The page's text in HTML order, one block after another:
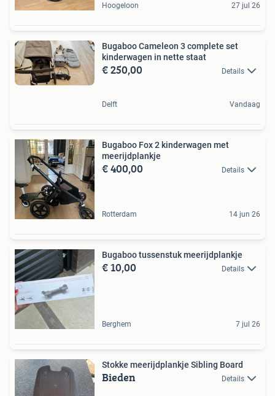
Hoogeloon 27 jul 26
Bugaboo Cameleon 3 complete set
kinderwagen in nette staat
€ 250,00 Details
Delft Vandaag
Bugaboo Fox 2 kinderwagen met
meerijdplankje
€ 400,00 Details
Rotterdam 14 jun 26
Bugaboo tussenstuk meerijdplankje
€ 10,00 Details
Berghem 7 jul 26
Stokke meerijdplankje Sibling Board
Bieden Details